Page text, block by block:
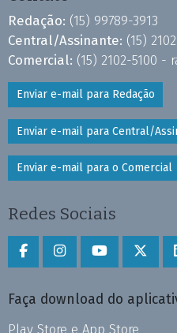
Redação: (15) 99789-3913
Central/Assinante: (15)
Comercial: (15) 2102-5100 -
Enviar e-mail para Redação
Enviar e-mail para Central/
Enviar e-mail para o Comercial
Redes Sociais
Faça download do
Play Store e App Store